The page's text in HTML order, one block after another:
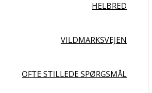
HELBRED
VILDMARKSVEJEN
OFTE STILLEDE SPØRGSMÅL